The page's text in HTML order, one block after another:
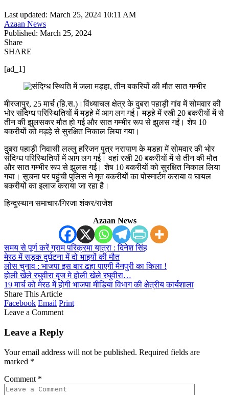
Last updated: March 25, 2024 10:11 AM
Azaan News
Published: March 25, 2024
Share
SHARE
[ad_1]
मीरजापुर, 25 मार्च (हि.स.)।विंध्याचल क्षेत्र के दुबरा पहाड़ी गांव में सोमवार की
भोर संदिग्ध परिस्थितियों में मड़हे में आग लग गई। मड़हे में रखी 20 बकरीयों में से
तीन की झुलसकर मौत हो गई और सात गम्भीर रूप से झुलस गईं। शेष 10
बकरीयों को मड़हे से सुरक्षित निकाल लिया गया।
दुबरा पहाड़ी निवासी लल्लु हरिजन पुत्र नरायाण के मडहा में सोमवार की भोर
संदिग्ध परिस्थितियों में आग लग गई। वहां रखी 20 बकरीयों में से तीन की मौत
और सात गम्भीर रूप से झुलस गई। शेष 10 बकरीयों को सुरक्षित निकाल लिया
गया। सूचना पर पहुंची पुलिस ने मृत बकरीयों का पोस्मार्टम कराया व घायल
बकरीयों का इलाज कराया जा रहा है।
हिन्दुस्थान समाचार/गिरजा शंकर/राजेश
Azaan News
समय से पूर्ण करें ग्राम परिक्रमा या़त्रा : दिनेश सिंह
मेरठ में सड़क दुर्घटना में दो भाइयों की मौत
लोस चुनाव : भाजपा इस बार ढहा पाएगी मैनपुरी का किला !
होली खेले रघुवीरा बृज मे होली खेले रघुवीरा…
19 मार्च को मेरठ में होगी भाजपा मीडिया विभाग की क्षेत्रीय कार्यशाला
Share This Article
Facebook Email Print
Leave a Comment
Leave a Reply
Your email address will not be published. Required fields are
marked *
Comment *